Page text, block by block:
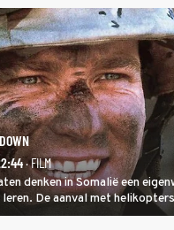
· FILM
denken in Somalië een
De aanval met helikopters
down dramatisch.